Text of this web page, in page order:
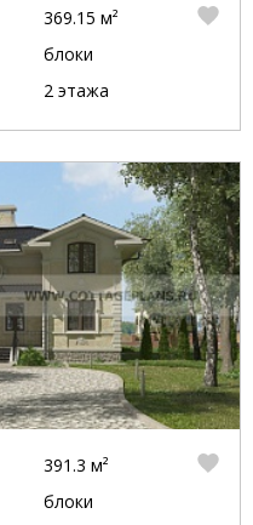
369.15 м²
блоки
2 этажа
391.3 м²
блоки